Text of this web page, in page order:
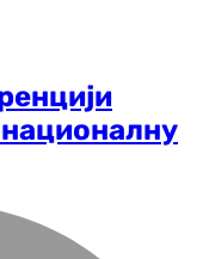
националну